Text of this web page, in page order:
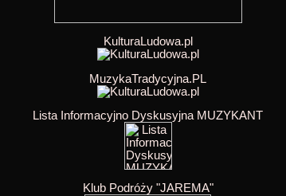
KulturaLudowa.pl
MuzykaTradycyjna.PL
Lista Informacyjno Dyskusyjna MUZYKANT
Klub Podróży "JAREMA"